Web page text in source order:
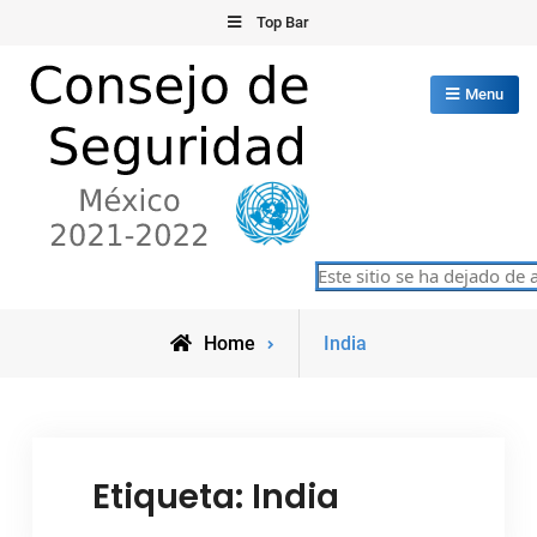
content
Top Bar
Consejo de Seguridad de las
Naciones Unidas
Menu
Este sitio se ha dejado
Home
Posts
India
Etiqueta: India